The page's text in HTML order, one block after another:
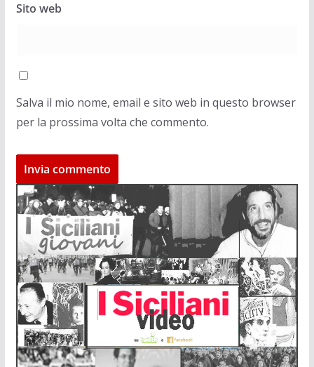
Sito web
Salva il mio nome, email e sito web in questo browser
per la prossima volta che commento.